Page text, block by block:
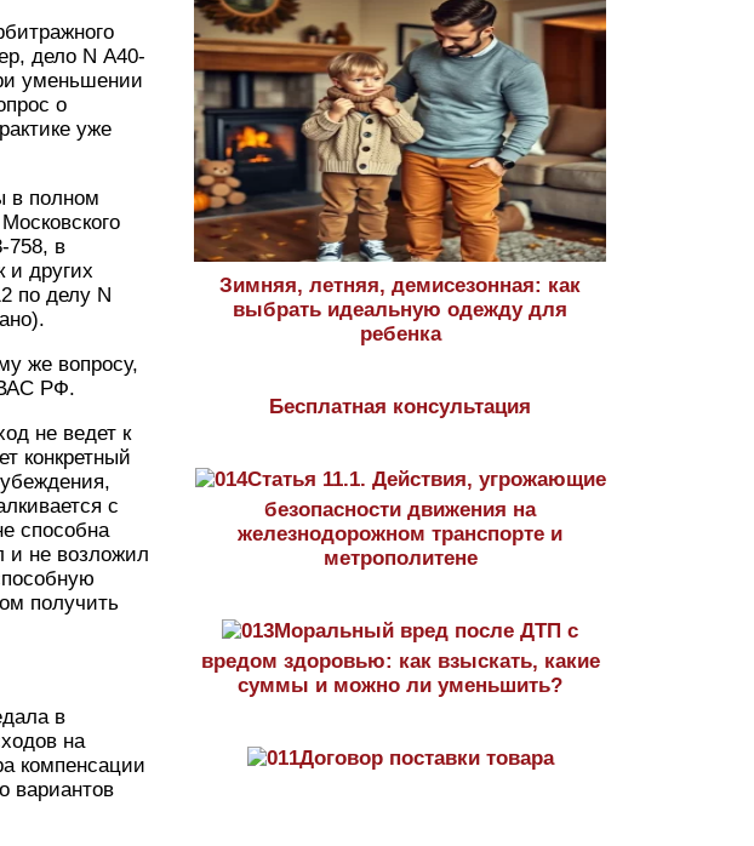
дело N А40-
уменьшении
о
уже
в полном
758, в
и других
по делу N
же вопросу,
РФ.
не ведет к
конкретный
с
способна
и не возложил
получить
в
на
компенсации
вариантов
Зимняя, летняя, демисезонная: как
выбрать идеальную одежду для
ребенка
Бесплатная консультация
Статья 11.1. Действия, угрожающие
безопасности движения на
железнодорожном транспорте и
метрополитене
Моральный вред после ДТП с
вредом здоровью: как взыскать, какие
суммы и можно ли уменьшить?
Договор поставки товара